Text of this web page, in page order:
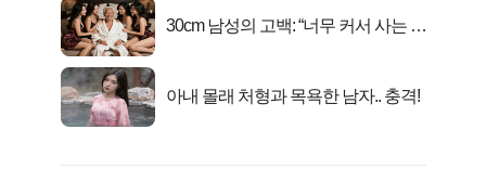
30cm 남성의 고백: “너무 커서 사는 게
아내 몰래 처형과 목욕한 남자.. 충격!